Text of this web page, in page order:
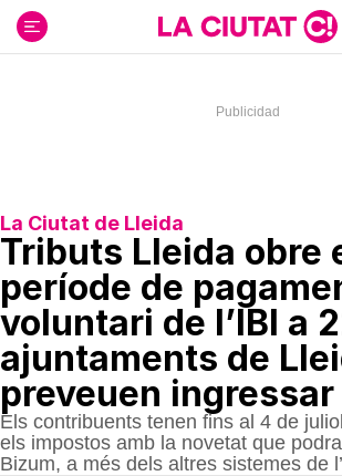
contenido
La Ciutat de Lleida
Tributs Lleida obre
període de
voluntari de l’IBI a
ajuntaments de
preveuen
Els contribuents tenen fins al 4 de
els impostos amb la novetat que
Bizum, a més dels altres sistemes de